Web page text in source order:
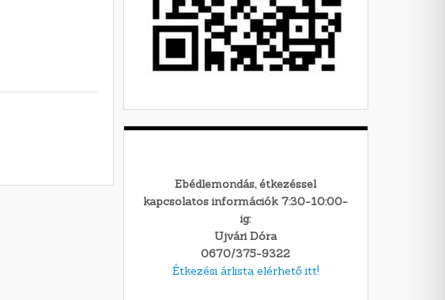
Ebédlemondás, étkezéssel
kapcsolatos információk 7:30-10:00-
ig:
Ujvári Dóra
0670/375-9322
Étkezési árlista elérhető itt!